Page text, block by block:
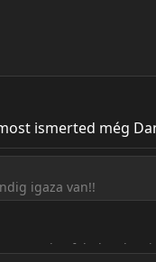
ismerted még
igaza van!!